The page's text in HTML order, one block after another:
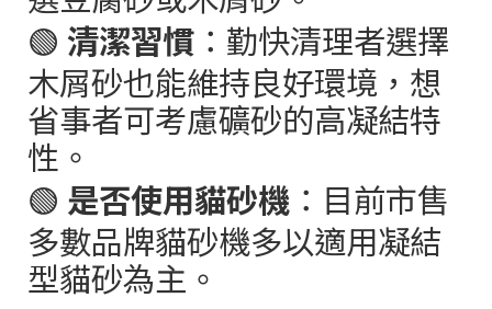
🟢 清潔習慣 ：勤快清理者選擇
木屑砂也能維持良好環境，想
省事者可考慮礦砂的高凝結特
性。
🟢 是否使用貓砂機 ：目前市售
多數品牌貓砂機多以適用凝結
型貓砂為主。